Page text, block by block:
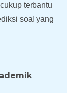
terbantu
soal yang